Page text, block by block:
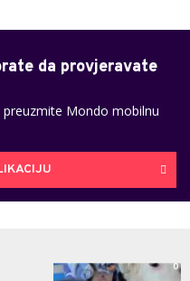
da provjeravate
Mondo mobilnu
0